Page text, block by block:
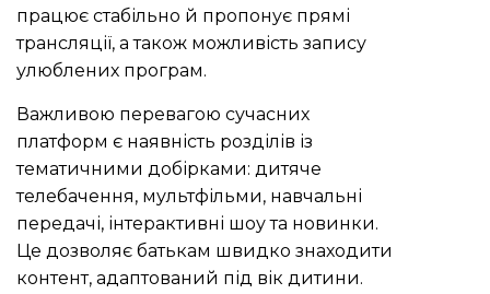
працює стабільно й пропонує прямі
трансляції, а також можливість запису
улюблених програм.
Важливою перевагою сучасних
платформ є наявність розділів із
тематичними добірками: дитяче
телебачення, мультфільми, навчальні
передачі, інтерактивні шоу та новинки.
Це дозволяє батькам швидко знаходити
контент, адаптований під вік дитини.